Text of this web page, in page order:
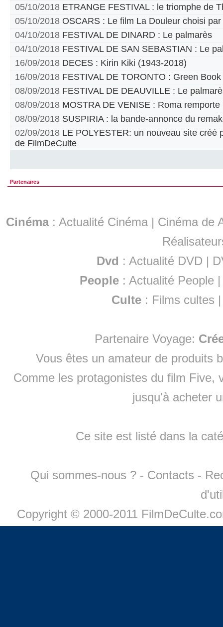
05/10/2018 ETRANGE FESTIVAL : le triomphe de
05/10/2018 OSCARS : Le film La Douleur choisi
04/10/2018 FESTIVAL DE DINARD : Le palmarès
04/10/2018 FESTIVAL DE SAN SEBASTIAN : Le
16/09/2018 DECES : Kirin Kiki (1943-2018)
16/09/2018 FESTIVAL DE TORONTO : Green
08/09/2018 FESTIVAL DE DEAUVILLE : Le
08/09/2018 MOSTRA DE VENISE : Roma remporte
08/09/2018 SUSPIRIA : la bande-annonce du
02/09/2018 LE POLYESTER: un nouveau site créé
de FilmDeCulte
Partenaires
Cinéma: Actualité Cinéma | Cinéma de
Dvd : Actualité DVD |
People :Actualité People
Culte : Films cultes
Partenaire Voyage:
Vous êtes un amateur de produits
Comme les protagonistes du film Five,
jusqu'à acheter
Ce site est listé dans la
Qui sommes-nous ? - Contacts -
Copyright © 2000-2011